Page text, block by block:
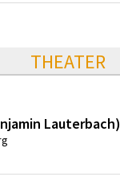
THEATER
Lauterbach)